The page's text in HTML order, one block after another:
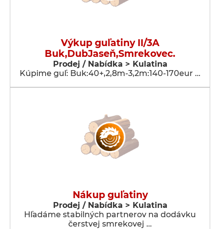
Výkup guľatiny II/3A
Buk,DubJaseň,Smrekovec.
Prodej / Nabídka > Kulatina
Kúpime guľ: Buk:40+,2,8m-3,2m:140-170eur …
Nákup guľatiny
Prodej / Nabídka > Kulatina
Hľadáme stabilných partnerov na dodávku
čerstvej smrekovej …